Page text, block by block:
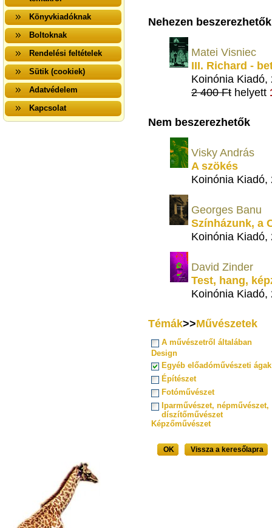
Könyvkiadóknak
Boltoknak
Rendelési feltételek
Sütik (cookiek)
Adatvédelem
Kapcsolat
Nehezen beszerezhetők
Matei Visniec
III. Richard -
Koinónia Kiadó,
2 400 Ft helyett
Nem beszerezhetők
Visky András
A szökés
Koinónia Kiadó,
Georges Banu
Színházunk, a
Koinónia Kiadó,
David Zinder
Test, hang,
Koinónia Kiadó,
Témák>>Művészetek
A művészetről általában
Design
Egyéb előadóművészeti ágak
Építészet
Fotóművészet
Iparművészet, népművészet,
díszítőművészet
Képzőművészet
OK Vissza a keresőlapra